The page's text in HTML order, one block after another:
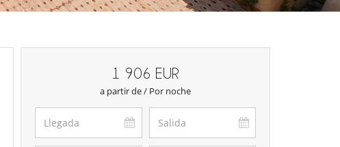
1 906 EUR
a partir de / Por noche